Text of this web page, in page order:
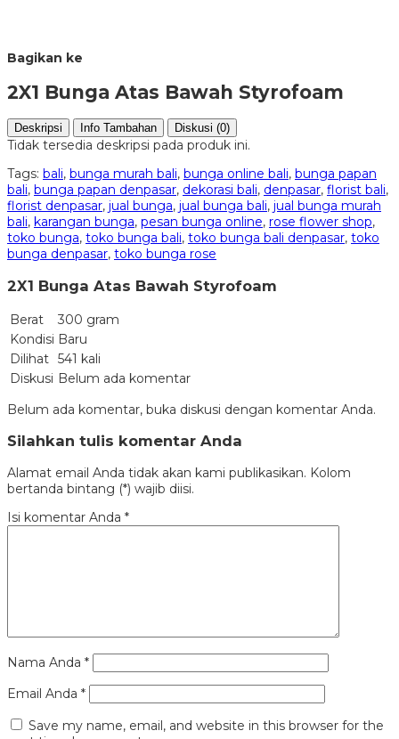
Bagikan ke
2X1 Bunga Atas Bawah Styrofoam
Deskripsi Info Tambahan Diskusi (0)
Tidak tersedia deskripsi pada produk ini.
Tags: bali, bunga murah bali, bunga online bali, bunga papan
bali, bunga papan denpasar, dekorasi bali, denpasar, florist bali,
florist denpasar, jual bunga, jual bunga bali, jual bunga murah
bali, karangan bunga, pesan bunga online, rose flower shop,
toko bunga, toko bunga bali, toko bunga bali denpasar, toko
bunga denpasar, toko bunga rose
2X1 Bunga Atas Bawah Styrofoam
Berat
300 gram
Kondisi Baru
Dilihat 541 kali
Diskusi Belum ada komentar
Belum ada komentar, buka diskusi dengan komentar Anda.
Silahkan tulis komentar Anda
Alamat email Anda tidak akan kami publikasikan. Kolom
bertanda bintang (*) wajib diisi.
Isi komentar Anda *
Nama Anda *
Email Anda *
Save my name, email, and website in this browser for the